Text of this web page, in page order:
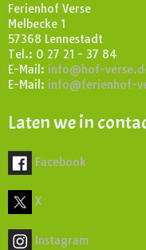
Ferienhof Verse
Melbecke 1
57368 Lennestadt
Tel.: 0 27 21 - 37 84
E-Mail: info@hof-
E-Mail: info@ferienhof-
Laten we in
Facebook
X
Instagram